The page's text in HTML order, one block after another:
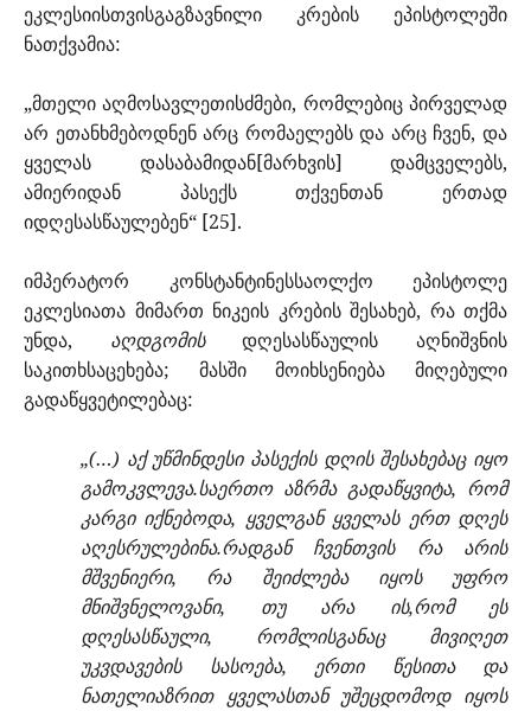
ეკლესიისთვისგაგზავნილი კრების ეპისტოლეში
ნათქვამია:
„მთელი აღმოსავლეთისძმები, რომლებიც პირველად
არ ეთანხმებოდნენ არც რომაელებს და არც ჩვენ, და
ყველას დასაბამიდან[მარხვის] დამცველებს,
ამიერიდან პასექს თქვენთან ერთად
იდღესასწაულებენ“ [25].
იმპერატორ კონსტანტინესსაოლქო ეპისტოლე
ეკლესიათა მიმართ ნიკეის კრების შესახებ, რა თქმა
უნდა, აღდგომისდღესასწაულის აღნიშვნის
საკითხსაცეხება; მასში მოიხსენიება მიღებული
გადაწყვეტილებაც:
„(…) აქ უწმინდესი პასექის დღის შესახებაც იყო
გამოკვლევა.საერთო აზრმა გადაწყვიტა, რომ
კარგი იქნებოდა, ყველგან ყველას ერთ დღეს
აღესრულებინა.რადგან ჩვენთვის რა არის
მშვენიერი, რა შეიძლება იყოს უფრო
მნიშვნელოვანი, თუ არა ის,რომ ეს
დღესასწაული, რომლისგანაც მივიღეთ
უკვდავების სასოება, ერთი წესითა და
ნათელიაზრით ყველასთან უშეცდომოდ იყოს